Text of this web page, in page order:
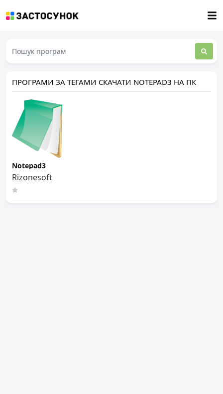
ПРОГРАМИ ЗА ТЕГАМИ СКАЧАТИ NOTEPAD3 НА ПК
Notepad3
Rizonesoft